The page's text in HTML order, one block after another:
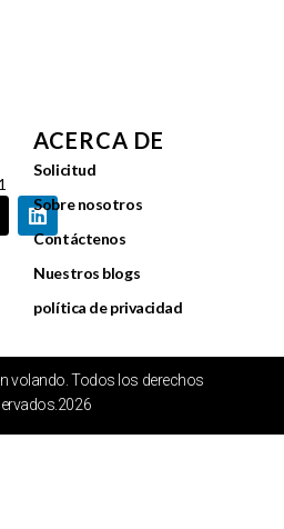
ACERCA DE
Solicitud
Sobre nosotros
Contáctenos
Nuestros blogs
política de privacidad
volando. Todos los derechos